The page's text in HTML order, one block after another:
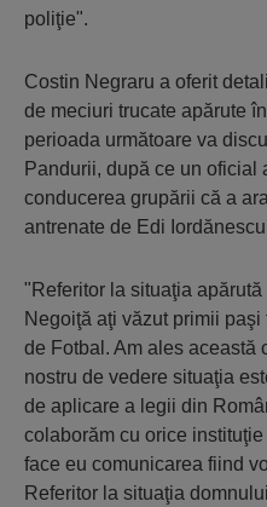
poliţie".
Costin Negraru a oferit
de meciuri trucate apărute
perioada următoare va
Pandurii, după ce un oficial
conducerea grupării că a
antrenate de Edi
"Referitor la situaţia
Negoiţă aţi văzut primii
de Fotbal. Am ales această
nostru de vedere situaţia
de aplicare a legii din
colaborăm cu orice
face eu comunicarea fiind
Referitor la situaţia